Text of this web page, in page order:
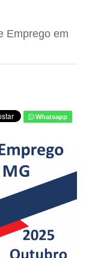
Emprego em
Whatsapp